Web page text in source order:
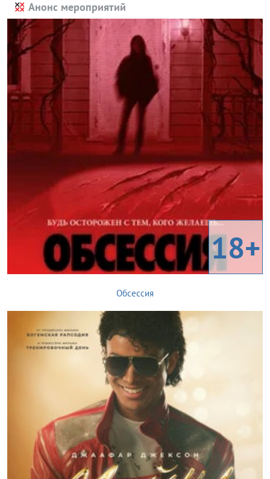
Анонс мероприятий
18+
Обсессия